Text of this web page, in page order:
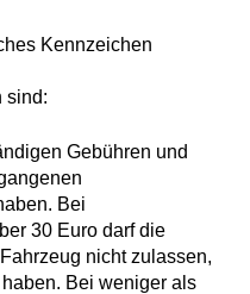
Kennzeichen
sind:
Gebühren und
Bei
30 Euro darf die
nicht zulassen,
Bei weniger als